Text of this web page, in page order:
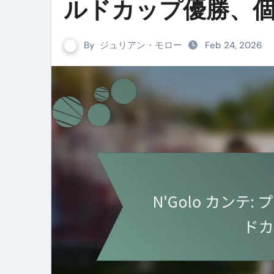
ルドカップ優勝、
By ジュリアン・モロー Feb 24, 2026